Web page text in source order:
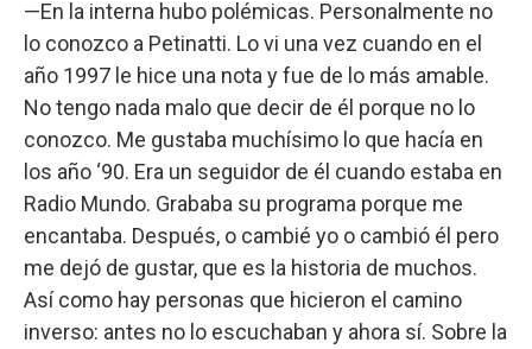
—En la interna hubo polémicas. Personalmente no
lo conozco a Petinatti. Lo vi una vez cuando en el
año 1997 le hice una nota y fue de lo más amable.
No tengo nada malo que decir de él porque no lo
conozco. Me gustaba muchísimo lo que hacía en
los año ‘90. Era un seguidor de él cuando estaba en
Radio Mundo. Grababa su programa porque me
encantaba. Después, o cambié yo o cambió él pero
me dejó de gustar, que es la historia de muchos.
Así como hay personas que hicieron el camino
inverso: antes no lo escuchaban y ahora sí. Sobre la